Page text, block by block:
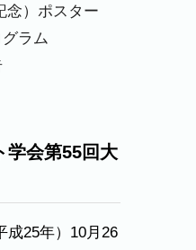
念）ポスター
ラム
学会第55回大
25年）10月26